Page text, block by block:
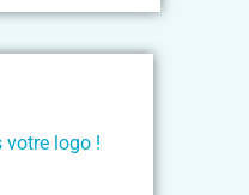
votre logo !